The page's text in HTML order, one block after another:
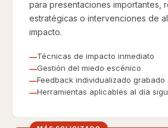
para presentaciones importantes,
estratégicas o intervenciones de
impacto.
Técnicas de impacto inmediato
Gestión del miedo escénico
Feedback individualizado grabado
Herramientas aplicables al día